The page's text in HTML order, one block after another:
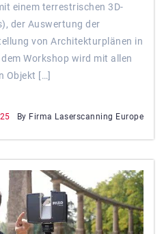
einem terrestrischen 3D-
der Auswertung der
von Architekturplänen in
Workshop wird mit allen
Objekt […]
By Firma Laserscanning Europe